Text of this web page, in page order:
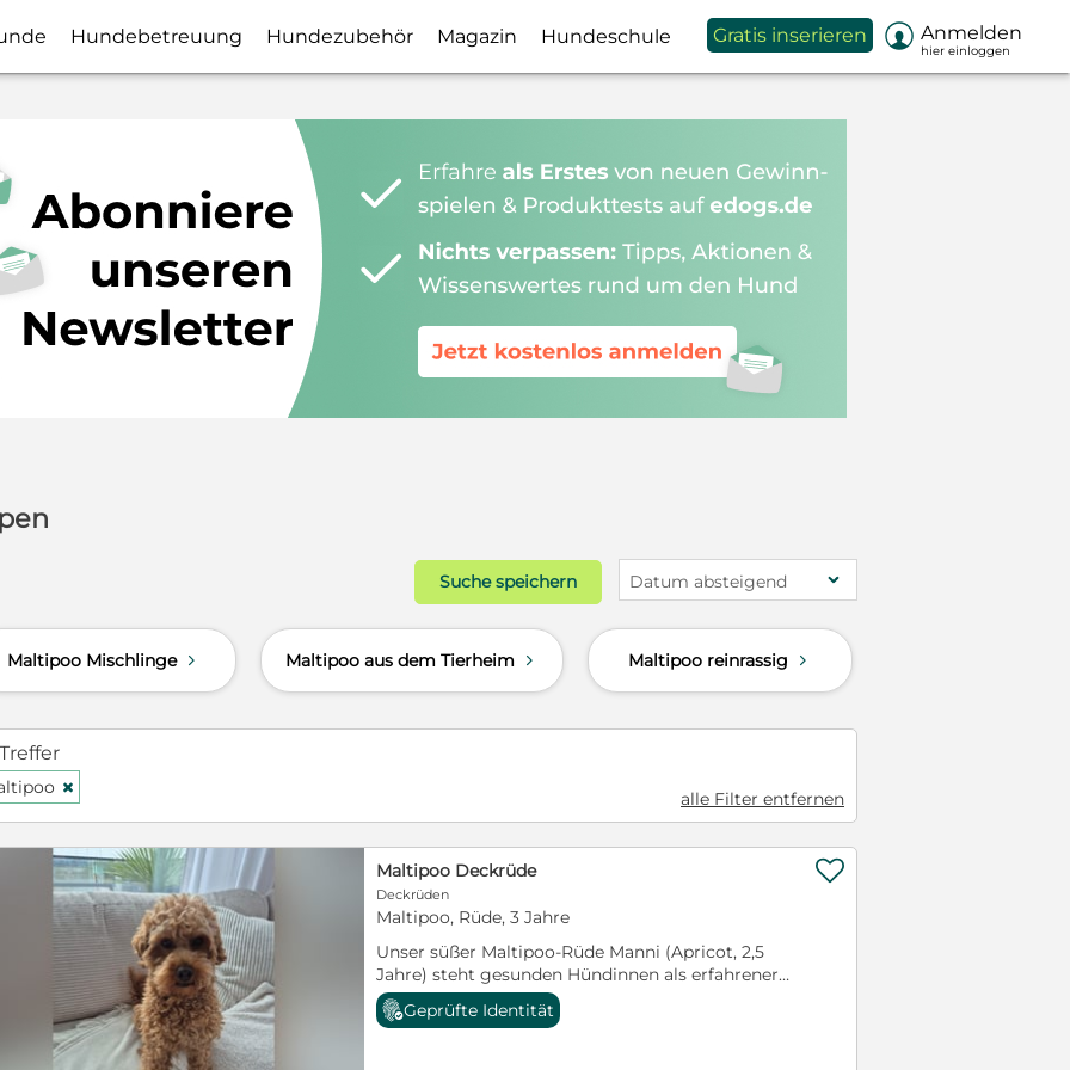
Hundebetreuung Hundezubehör Magazin Hundeschule Gratis inserieren  Anmelden
hier einloggen
Suche speichern Datum absteigend
Maltipoo Mischlinge d Maltipoo aus dem Tierheim d Maltipoo reinrassig d
H
alle Filter entfernen
Maltipoo Deckrüde
Deckrüden
Maltipoo, Rüde, 3 Jahre
Unser süßer Maltipoo-Rüde Manni (Apricot, 2,5
Jahre) steht gesunden Hündinnen als erfahrener
Deckrüde zur Verfügung. Er stammt aus einer
Verpaarung von Zwergpudel (Mutter) und

Geprüfte Identität